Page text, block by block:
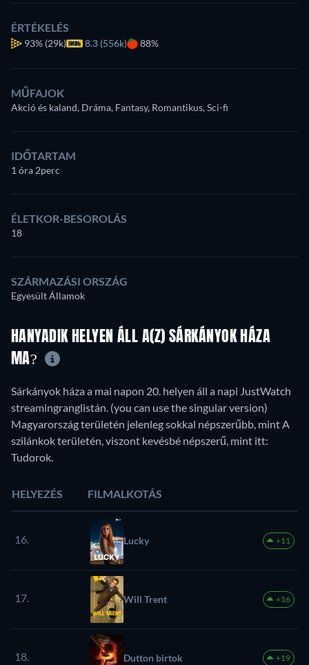
ÉRTÉKELÉS
93% (29k) 8.3 (556k) 88%
MŰFAJOK
Akció és kaland, Dráma, Fantasy, Romantikus, Sci-fi
IDŐTARTAM
1 óra 2perc
ÉLETKOR-BESOROLÁS
18
SZÁRMAZÁSI ORSZÁG
Egyesült Államok
HANYADIK HELYEN ÁLL A(Z) SÁRKÁNYOK HÁZA
MA?
Sárkányok háza a mai napon 20. helyen áll a napi JustWatch
streamingranglistán. (you can use the singular version)
Magyarország területén jelenleg sokkal népszerűbb, mint A
szilánkok területén, viszont kevésbé népszerű, mint itt:
Tudorok.
HELYEZÉS FILMALKOTÁS
16. Lucky +11
17. Will Trent +16
18. Dutton birtok +19